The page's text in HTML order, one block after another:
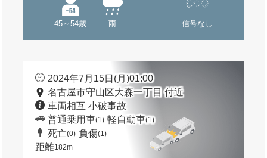
45～54歳 雨 信号なし
2024年7月15日(月)01:00
名古屋市守山区大森一丁目 付近
車両相互 小破事故
普通乗用車(1) 軽自動車(1)
死亡(0) 負傷(1)
距離182m